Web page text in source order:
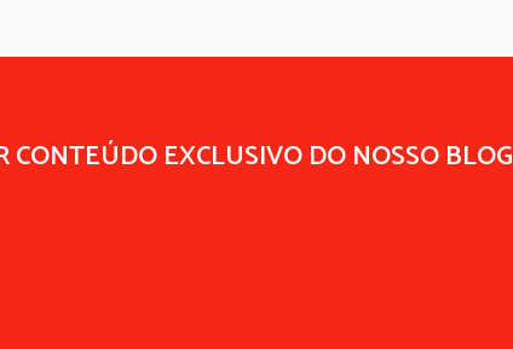
CONTEÚDO EXCLUSIVO DO NOSSO BLOG